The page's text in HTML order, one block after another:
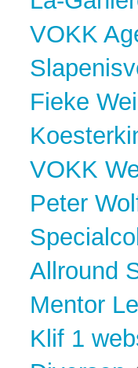
VOKK
Fieke
VOKK
Peter
Allround
Mentor
Klif 1